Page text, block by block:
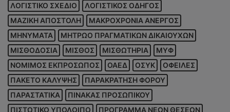
ΛΟΓΙΣΤΙΚΟ ΣΧΕΔΙΟ
ΛΟΓΙΣΤΙΚΟΣ ΟΔΗΓΟΣ
ΜΑΖΙΚΗ ΑΠΟΣΤΟΛΗ
ΜΑΚΡΟΧΡΟΝΙΑ ΑΝΕΡΓΟΣ
ΜΗΝΥΜΑΤΑ
ΜΗΤΡΩΟ ΠΡΑΓΜΑΤΙΚΩΝ ΔΙΚΑΙΟΥΧΩΝ
ΜΙΣΘΟΔΟΣΙΑ
ΜΙΣΘΟΣ ΜΙΣΘΩΤΗΡΙΑ
ΜΥΦ
ΝΟΜΙΜΟΣ ΕΚΠΡΟΣΩΠΟΣ
ΟΑΕΔ ΟΣΥΚ
ΟΦΕΙΛΕΣ
ΠΑΚΕΤΟ ΚΑΛΥΨΗΣ
ΠΑΡΑΚΡΑΤΗΣΗ ΦΟΡΟΥ
ΠΑΡΑΣΤΑΤΙΚΑ
ΠΙΝΑΚΑΣ ΠΡΟΣΩΠΙΚΟΥ
ΠΙΣΤΩΤΙΚΟ ΥΠΟΛΟΙΠΟ
ΠΡΟΓΡΑΜΜΑ ΝΕΩΝ ΘΕΣΕΩΝ